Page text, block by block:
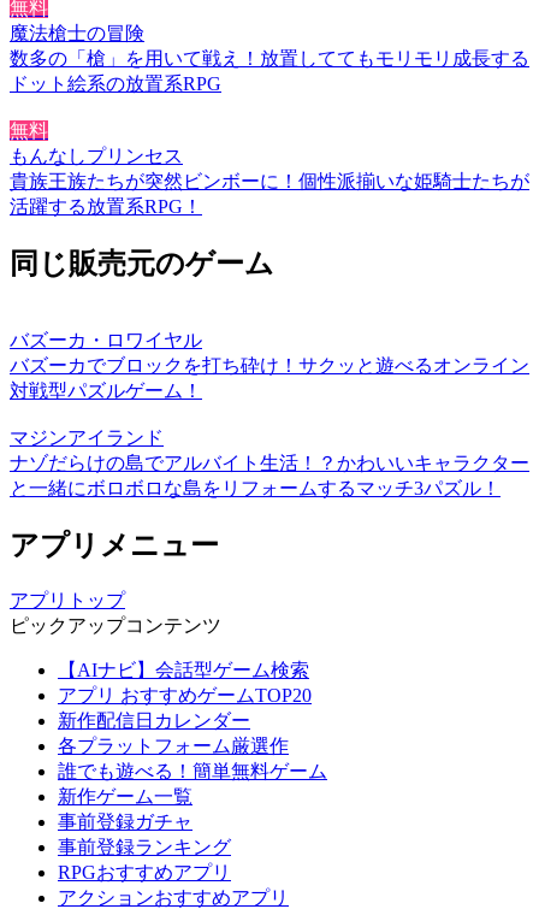
無料
魔法槍士の冒険
数多の「槍」を用いて戦え！放置しててもモリモリ成長する
ドット絵系の放置系RPG
無料
もんなしプリンセス
貴族王族たちが突然ビンボーに！個性派揃いな姫騎士たちが
活躍する放置系RPG！
同じ販売元のゲーム
バズーカ・ロワイヤル
バズーカでブロックを打ち砕け！サクッと遊べるオンライン
対戦型パズルゲーム！
マジンアイランド
ナゾだらけの島でアルバイト生活！？かわいいキャラクター
と一緒にボロボロな島をリフォームするマッチ3パズル！
アプリメニュー
アプリトップ
ピックアップコンテンツ
【AIナビ】会話型ゲーム検索
アプリ おすすめゲームTOP20
新作配信日カレンダー
各プラットフォーム厳選作
誰でも遊べる！簡単無料ゲーム
新作ゲーム一覧
事前登録ガチャ
事前登録ランキング
RPGおすすめアプリ
アクションおすすめアプリ